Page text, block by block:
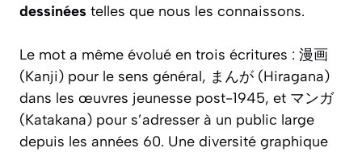
dessinées telles que nous les connaissons.
Le mot a même évolué en trois écritures : 漫画
(Kanji) pour le sens général, まんが (Hiragana)
dans les œuvres jeunesse post-1945, et マンガ
(Katakana) pour s’adresser à un public large
depuis les années 60. Une diversité graphique